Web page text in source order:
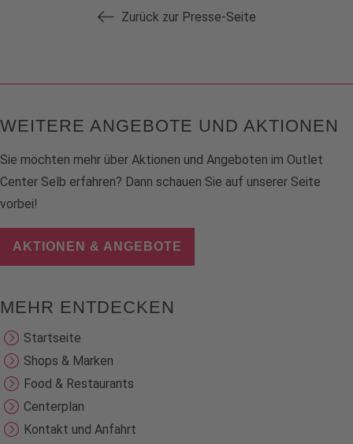
Zurück zur Presse-Seite
WEITERE ANGEBOTE UND AKTIONEN
Sie möchten mehr über Aktionen und Angeboten im Outlet
Center Selb erfahren? Dann schauen Sie auf unserer Seite
vorbei!
AKTIONEN & ANGEBOTE
MEHR ENTDECKEN
Startseite
Shops & Marken
Food & Restaurants
Centerplan
Kontakt und Anfahrt